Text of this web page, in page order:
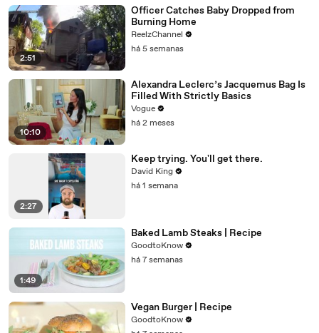
2:51
Officer Catches Baby Dropped from
Burning Home
ReelzChannel
há 5 semanas
10:10
Alexandra Leclerc’s Jacquemus Bag Is
Filled With Strictly Basics
Vogue
há 2 meses
2:27
Keep trying. You'll get there.
David King
há 1 semana
1:49
Baked Lamb Steaks | Recipe
GoodtoKnow
há 7 semanas
Vegan Burger | Recipe
GoodtoKnow